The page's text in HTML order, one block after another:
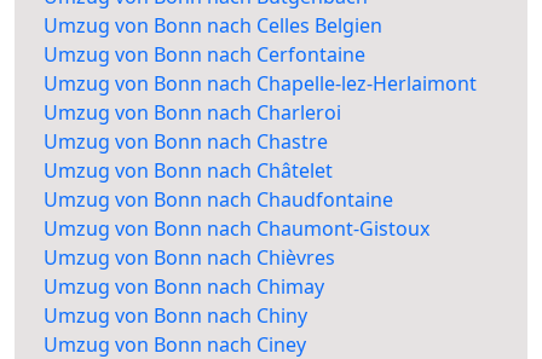
Umzug von Bonn nach Celles Belgien
Umzug von Bonn nach Cerfontaine
Umzug von Bonn nach Chapelle-lez-Herlaimont
Umzug von Bonn nach Charleroi
Umzug von Bonn nach Chastre
Umzug von Bonn nach Châtelet
Umzug von Bonn nach Chaudfontaine
Umzug von Bonn nach Chaumont-Gistoux
Umzug von Bonn nach Chièvres
Umzug von Bonn nach Chimay
Umzug von Bonn nach Chiny
Umzug von Bonn nach Ciney